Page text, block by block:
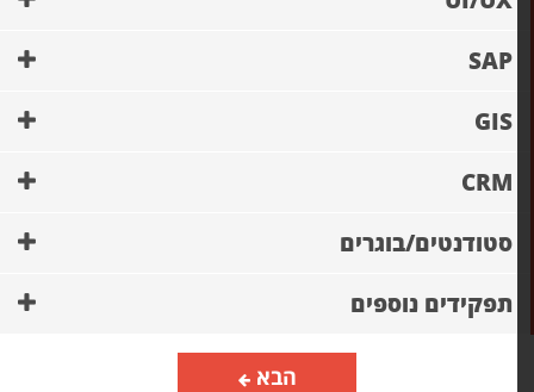
SAP
GIS
CRM
סטודנטים/בוגרים
תפקידים נוספים
הבא